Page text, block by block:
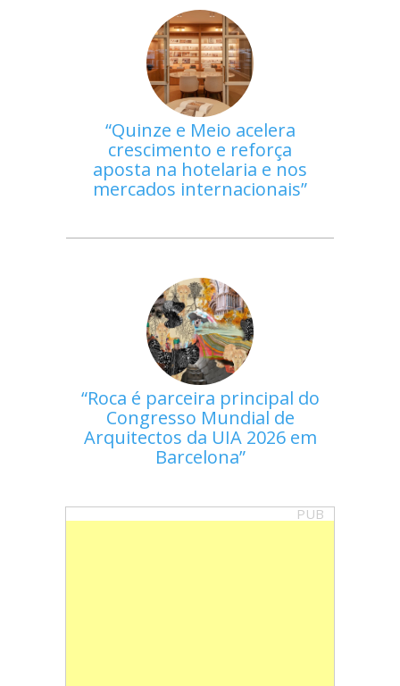
Quinze e Meio acelera
crescimento e reforça
aposta na hotelaria e nos
mercados internacionais
Roca é parceira principal do
Congresso Mundial de
Arquitectos da UIA 2026 em
Barcelona
PUB